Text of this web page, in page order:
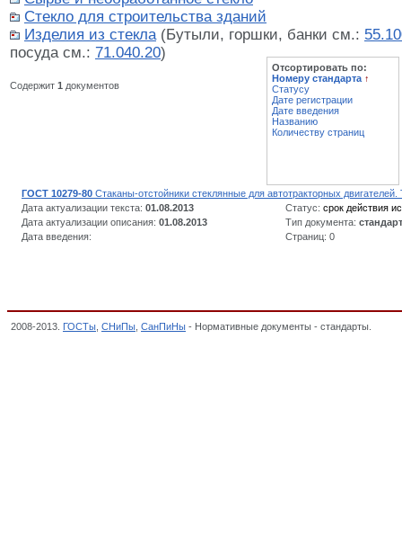
Стекло для строительства зданий
Изделия из стекла(Бутыли, горшки, банки см.:
посуда см.: 71.040.20)
Содержит 1 документов
Отсортировать по:
Номеру стандарта ↑
Статусу
Дате регистрации
Дате введения
Названию
Количеству страниц
ГОСТ 10279-80 Стаканы-отстойники стеклянные для автотракторных двигателей.
Дата актуализации текста: 01.08.2013 Статус: срок действия
Дата актуализации описания: 01.08.2013 Тип документа: стандарт
Дата введения:
Страниц: 0
2008-2013. ГОСТы СНиПы СанПиНы - Нормативные документы - стандарты.